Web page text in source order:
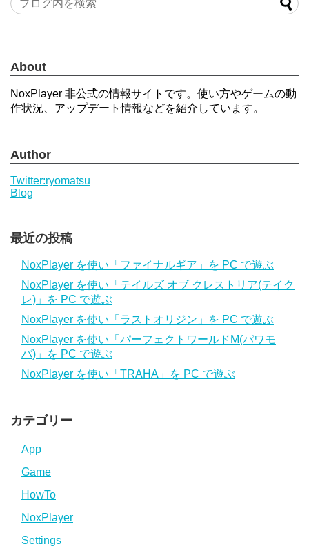
About
NoxPlayer 非公式の情報サイトです。使い方やゲームの動
作状況、アップデート情報などを紹介しています。
Author
Twitter:ryomatsu
Blog
最近の投稿
NoxPlayer を使い「ファイナルギア」を PC で遊ぶ
NoxPlayer を使い「テイルズ オブ クレストリア(テイク
レ)」を PC で遊ぶ
NoxPlayer を使い「ラストオリジン」を PC で遊ぶ
NoxPlayer を使い「パーフェクトワールドM(パワモ
バ)」を PC で遊ぶ
NoxPlayer を使い「TRAHA」を PC で遊ぶ
カテゴリー
App
Game
HowTo
NoxPlayer
Settings